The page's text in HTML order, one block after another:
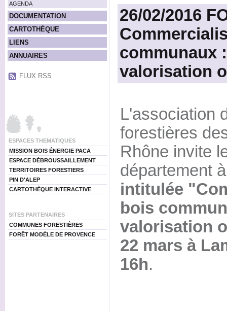
AGENDA
DOCUMENTATION
CARTOTHÈQUE
LIENS
ANNUAIRES
FLUX RSS
ESPACES THEMATIQUES
MISSION BOIS ÉNERGIE PACA
ESPACE DÉBROUSSAILLEMENT
TERRITOIRES FORESTIERS
PIN D'ALEP
CARTOTHÈQUE INTERACTIVE
SITES PARTENAIRES
COMMUNES FORESTIÈRES
FORÊT MODÈLE DE PROVENCE
26/02/2016
communaux
valorisation
L'association
forestières
Rhône invite
département
intitulée
bois
valorisation
22 mars à
16h.